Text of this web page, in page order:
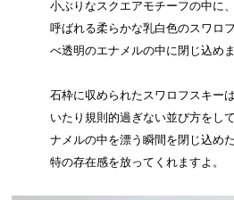
小ぶりなスクエアモチーフの中に
呼ばれる柔らかな乳白色のスワロ
べ透明のエナメルの中に閉じ込めま
石枠に収められたスワロフスキー
いたり規則的過ぎない並び方をし
ナメルの中を漂う瞬間を閉じ込め
特の存在感を放ってくれますよ。